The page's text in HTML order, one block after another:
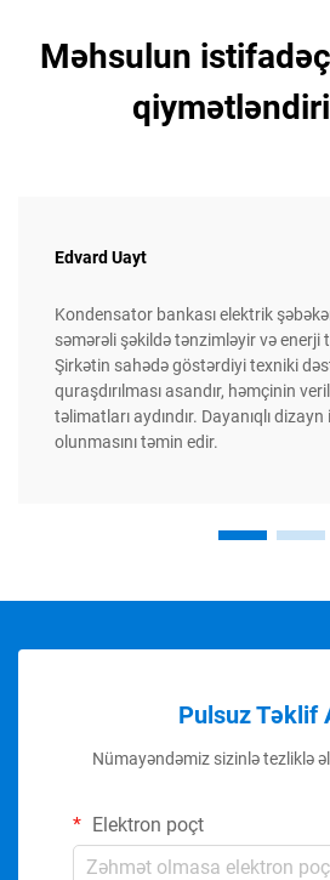
Məhsulun
Edvard Uayt
Kondensator bankası elektrik
səmərəli şəkildə tənzimləyir və enerji
Şirkətin sahədə göstərdiyi texniki
quraşdırılması asandır, həmçinin
təlimatları aydındır. Dayanıqlı
olunmasını təmin edir.
Pulsuz Təklif
Nümayəndəmiz sizinlə tezliklə
Elektron poçt